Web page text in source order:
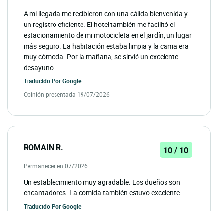
A mi llegada me recibieron con una cálida bienvenida y
un registro eficiente. El hotel también me facilitó el
estacionamiento de mi motocicleta en el jardín, un lugar
más seguro. La habitación estaba limpia y la cama era
muy cómoda. Por la mañana, se sirvió un excelente
desayuno.
Traducido PorGoogle
Opinión presentada 19/07/2026
ROMAIN R. 10 / 10
Permanecer en 07/2026
Un establecimiento muy agradable. Los dueños son
encantadores. La comida también estuvo excelente.
Traducido PorGoogle